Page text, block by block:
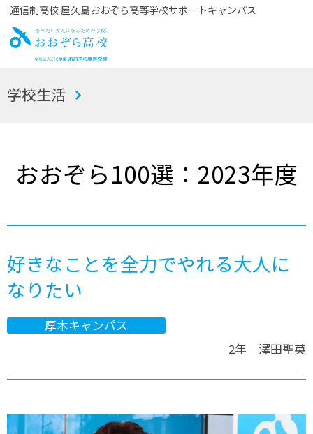
通信制高校 屋久島おおぞら高等学校サポートキャンパス
お
学校生活
おおぞら100選：2023年度
好きなことを全力でやれる大人に
なりたい
厚木キャンパス
2年 澤田聖英